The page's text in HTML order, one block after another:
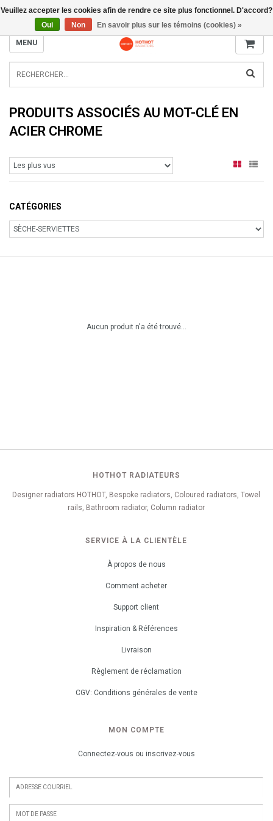
INFO@RADIATORS.SHOP
MENU
PRODUITS ASSOCIÉS AU MOT-CLÉ EN
ACIER CHROME
CATÉGORIES
Aucun produit n'a été trouvé...
HOTHOT RADIATEURS
Designer radiators HOTHOT, Bespoke radiators, Coloured radiators, Towel
rails, Bathroom radiator, Column radiator
SERVICE À LA CLIENTÈLE
À propos de nous
Comment acheter
Support client
Inspiration & Références
Livraison
Règlement de réclamation
CGV: Conditions générales de vente
MON COMPTE
Connectez-vous ou inscrivez-vous
Veuillez accepter les cookies afin de rendre ce site plus fonctionnel. D'accord?
Oui
Non En savoir plus sur les témoins (cookies) »